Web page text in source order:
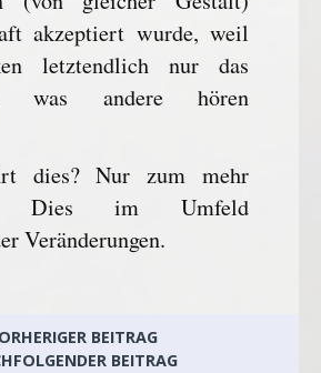
akzeptiert wurde, weil
letztendlich nur das
was andere hören
dies? Nur zum mehr
Dies im Umfeld
Veränderungen.
BEITRAG
BEITRAG